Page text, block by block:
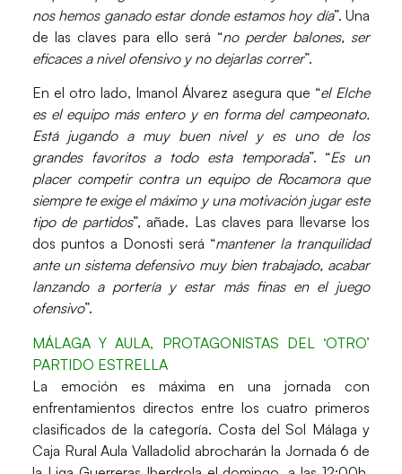
nos hemos ganado estar donde estamos hoy día”. Una
de las claves para ello será “no perder balones, ser
eficaces a nivel ofensivo y no dejarlas correr”.
En el otro lado, Imanol Álvarez asegura que “el Elche
es el equipo más entero y en forma del campeonato.
Está jugando a muy buen nivel y es uno de los
grandes favoritos a todo esta temporada”. “Es un
placer competir contra un equipo de Rocamora que
siempre te exige el máximo y una motivación jugar este
tipo de partidos”, añade. Las claves para llevarse los
dos puntos a Donosti será “mantener la tranquilidad
ante un sistema defensivo muy bien trabajado, acabar
lanzando a portería y estar más finas en el juego
ofensivo”.
MÁLAGA Y AULA, PROTAGONISTAS DEL ‘OTRO’
PARTIDO ESTRELLA
La emoción es máxima en una jornada con
enfrentamientos directos entre los cuatro primeros
clasificados de la categoría. Costa del Sol Málaga y
Caja Rural Aula Valladolid abrocharán la Jornada 6 de